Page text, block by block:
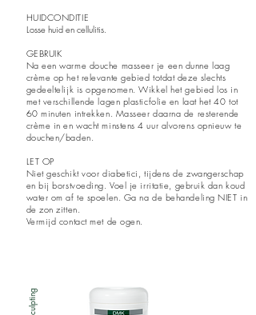
HUIDCONDITIE
Losse huid en cellulitis.
GEBRUIK
Na een warme douche masseer je een dunne laag
crème op het relevante gebied totdat deze slechts
gedeeltelijk is opgenomen. Wikkel het gebied los in
met verschillende lagen plasticfolie en laat het 40 tot
60 minuten intrekken. Masseer daarna de resterende
crème in en wacht minstens 4 uur alvorens opnieuw te
douchen/baden.
LET OP
Niet geschikt voor diabetici, tijdens de zwangerschap
en bij borstvoeding. Voel je irritatie, gebruik dan koud
water om af te spoelen. Ga na de behandeling NIET in
de zon zitten.
Vermijd contact met de ogen.